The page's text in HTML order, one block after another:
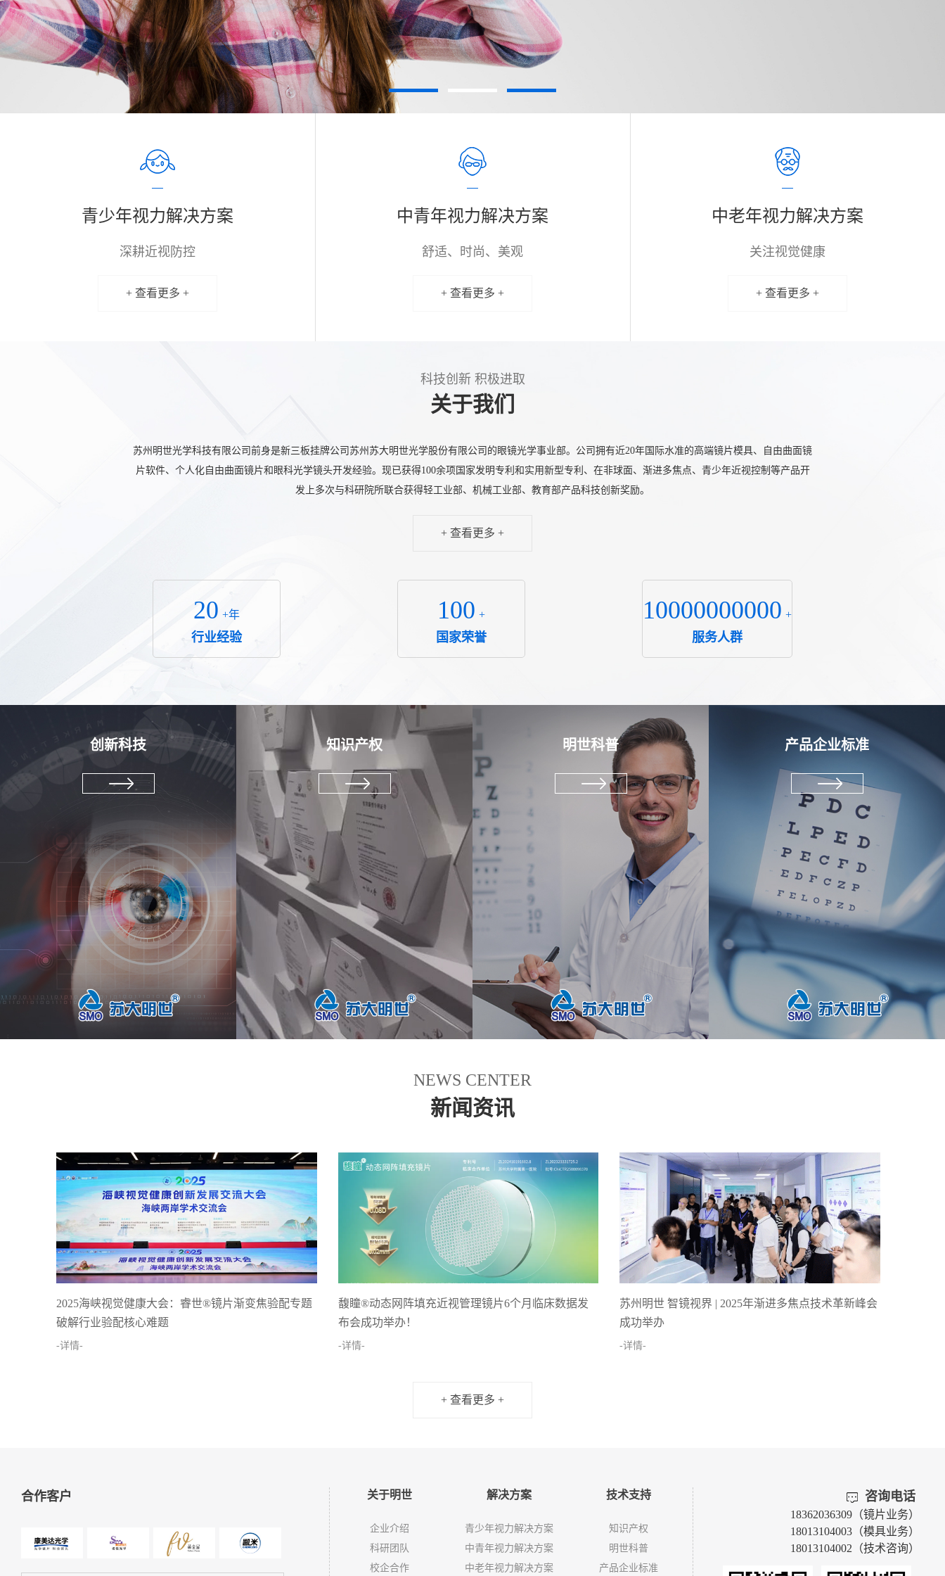
青少年视力解决方案
深耕近视防控
+ 查看更多 +
中青年视力解决方案
舒适、时尚、美观
+ 查看更多 +
中老年视力解决方案
关注视觉健康
+ 查看更多 +
科技创新 积极进取
关于我们
苏州明世光学科技有限公司前身是新三板挂牌公司苏州苏大明世光学股份有限公司的眼镜光学事业部。公司拥有近20年国际水准的高端镜片模具、自由曲面镜
片软件、个人化自由曲面镜片和眼科光学镜头开发经验。现已获得100余项国家发明专利和实用新型专利、在非球面、渐进多焦点、青少年近视控制等产品开
发上多次与科研院所联合获得轻工业部、机械工业部、教育部产品科技创新奖励。
+ 查看更多 +
20 +年
行业经验
100 +
国家荣誉
10000000000 +
服务人群
创新科技 知识产权 明世科普 产品企业标准
NEWS CENTER
新闻资讯
2025海峡视觉健康大会：睿世®镜片渐变焦验配专题
破解行业验配核心难题
-详情-
馥瞳®动态网阵填充近视管理镜片6个月临床数据发
布会成功举办！
-详情-
苏州明世 智镜视界 | 2025年渐进多焦点技术革新峰会
成功举办
-详情-
+ 查看更多 +
合作客户 关于明世
企业介绍
科研团队
校企合作
解决方案
青少年视力解决方案
中青年视力解决方案
中老年视力解决方案
技术支持
知识产权
明世科普
产品企业标准
咨询电话
18362036309（镜片业务）
18013104003（模具业务）
18013104002（技术咨询）